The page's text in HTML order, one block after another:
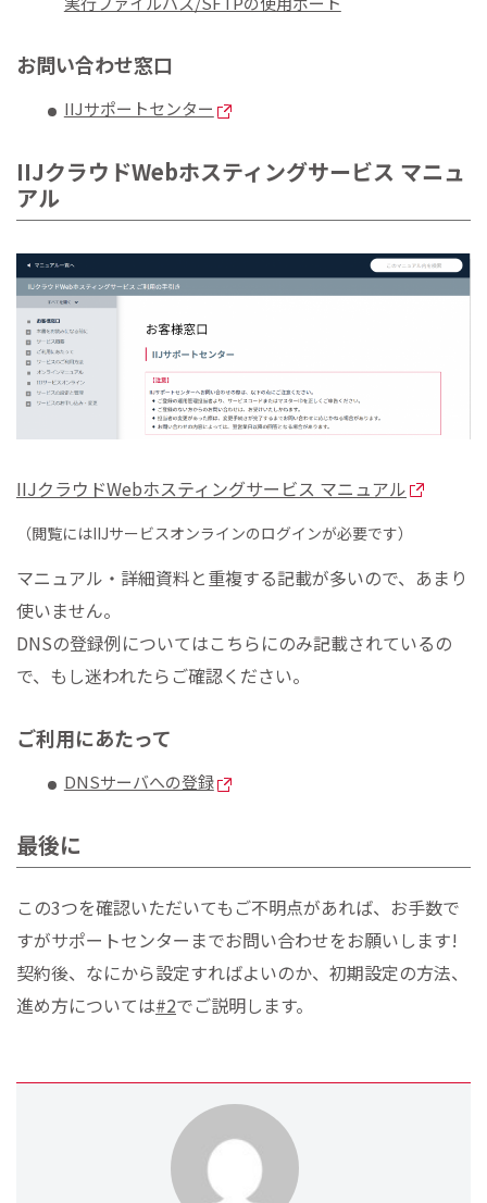
お問い合わせ窓口
IIJサポートセンター
IIJクラウドWebホスティングサービス マニュ
アル
IIJクラウドWebホスティングサービス マニュアル
（閲覧にはIIJサービスオンラインのログインが必要です）
マニュアル・詳細資料と重複する記載が多いので、あまり
使いません。
DNSの登録例についてはこちらにのみ記載されているの
で、もし迷われたらご確認ください。
ご利用にあたって
DNSサーバへの登録
最後に
この3つを確認いただいてもご不明点があれば、お手数で
すがサポートセンターまでお問い合わせをお願いします!
契約後、なにから設定すればよいのか、初期設定の方法、
進め方については#2でご説明します。